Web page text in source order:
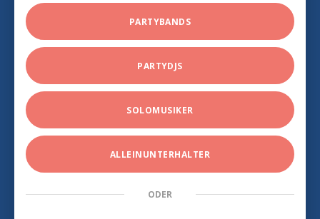
PARTYBANDS
PARTYDJS
SOLOMUSIKER
ALLEINUNTERHALTER
ODER